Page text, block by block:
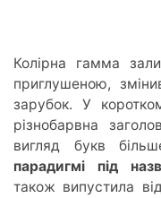
Колірна гамма
приглушеною,
зарубок. У
різнобарвна
вигляд букв
парадигмі під
також випустила